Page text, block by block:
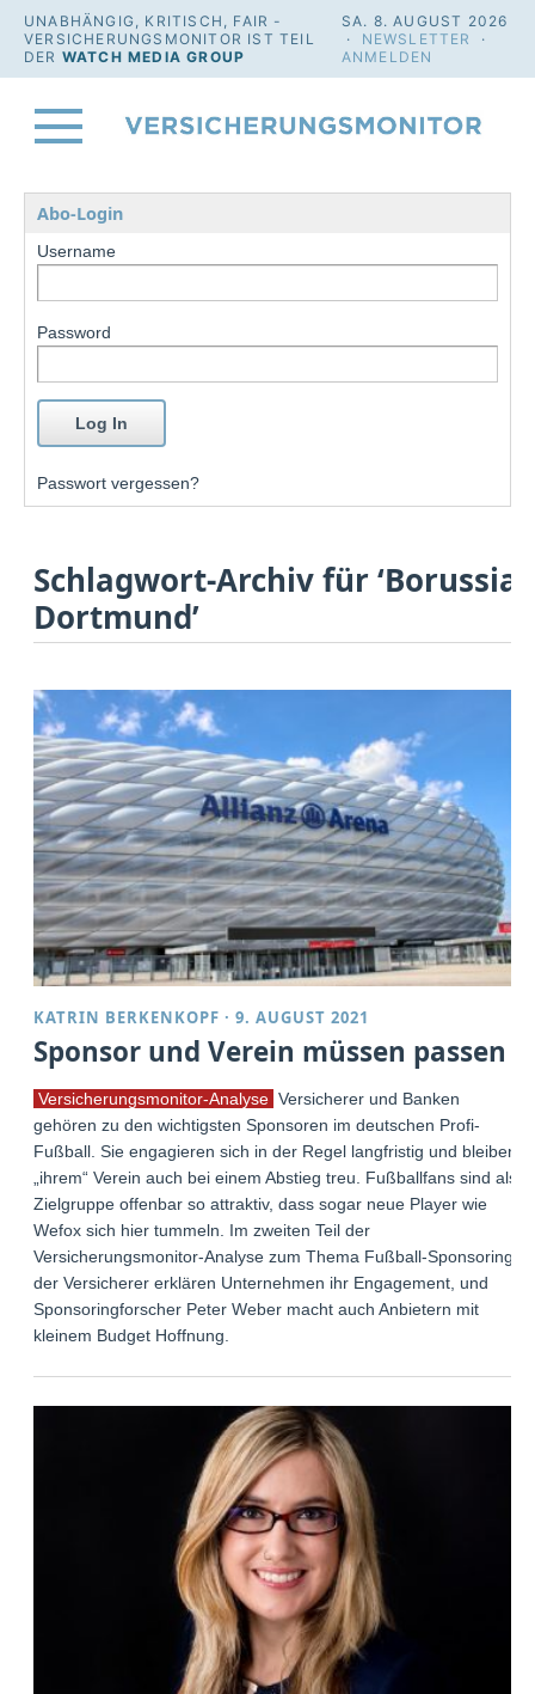
UNABHÄNGIG, KRITISCH, FAIR -
VERSICHERUNGSMONITOR IST TEIL
DER WATCH MEDIA GROUP
SA. 8. AUGUST 2026
· NEWSLETTER
·
ANMELDEN
Abo-Login
Username
Password
Passwort vergessen?
Schlagwort-Archiv für ‘Borussia
Dortmund’
KATRIN BERKENKOPF ·9. AUGUST 2021
Sponsor und Verein müssen passen
Versicherungsmonitor-Analyse Versicherer und Banken
gehören zu den wichtigsten Sponsoren im deutschen Profi-
Fußball. Sie engagieren sich in der Regel langfristig und bleiben
„ihrem“ Verein auch bei einem Abstieg treu. Fußballfans sind als
Zielgruppe offenbar so attraktiv, dass sogar neue Player wie
Wefox sich hier tummeln. Im zweiten Teil der
Versicherungsmonitor-Analyse zum Thema Fußball-Sponsoring
der Versicherer erklären Unternehmen ihr Engagement, und
Sponsoringforscher Peter Weber macht auch Anbietern mit
kleinem Budget Hoffnung.